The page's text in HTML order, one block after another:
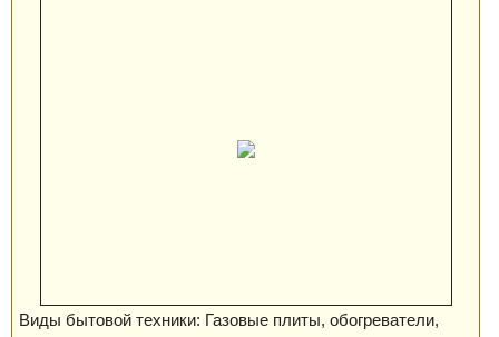
Виды бытовой техники: Газовые плиты, обогреватели,